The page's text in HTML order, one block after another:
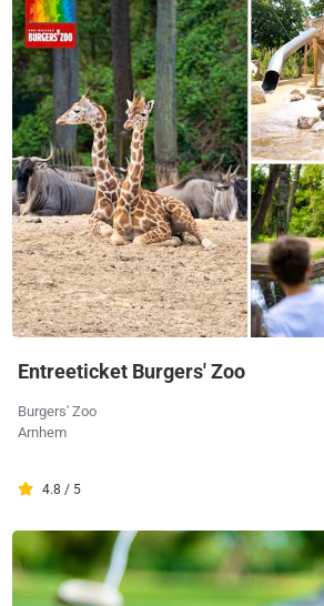
Entreeticket Burgers' Zoo
Burgers' Zoo
Arnhem
4.8 / 5